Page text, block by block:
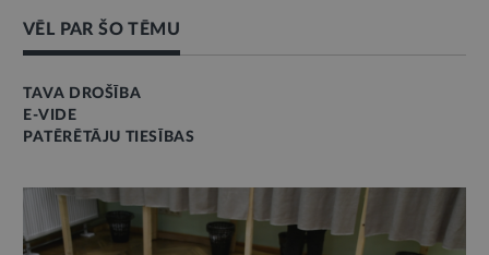
VĒL PAR ŠO TĒMU
TAVA DROŠĪBA
E-VIDE
PATĒRĒTĀJU TIESĪBAS